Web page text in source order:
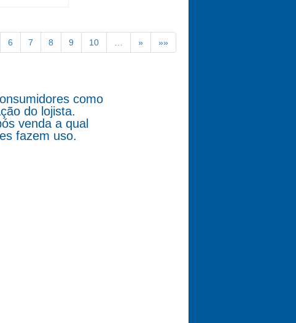
6 7 8 9 10 » »»
como
do lojista.
venda a qual
fazem uso.